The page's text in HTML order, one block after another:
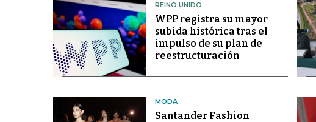
REINO UNIDO
WPP registra su mayor
subida histórica tras el
impulso de su plan de
reestructuración
MODA
Santander Fashion